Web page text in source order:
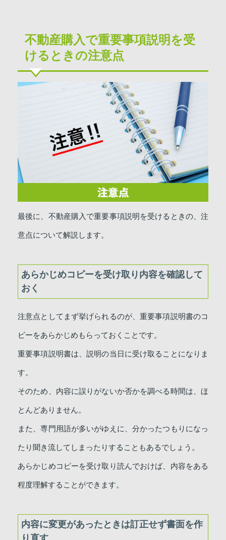
不動産購入で重要事項説明を受
けるときの注意点
最後に、不動産購入で重要事項説明を受けるときの、注
意点について解説します。
あらかじめコピーを受け取り内容を確認して
おく
注意点としてまず挙げられるのが、重要事項説明書のコ
ピーをあらかじめもらっておくことです。
重要事項説明書は、説明の当日に受け取ることになりま
す。
そのため、内容に誤りがないか否かを調べる時間は、ほ
とんどありません。
また、専門用語が多いがゆえに、分かったつもりになっ
たり聞き流してしまったりすることもあるでしょう。
あらかじめコピーを受け取り読んでおけば、内容をある
程度理解することができます。
内容に変更があったときは訂正せず書面を作
り直す